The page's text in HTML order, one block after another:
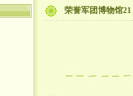
荣誉军团博物馆